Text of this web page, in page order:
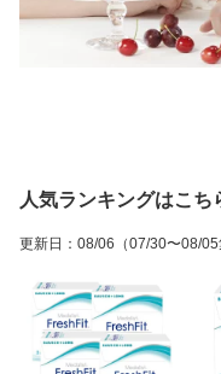
人気ランキングはこち
更新日 ： 08/06 （07/30〜08/05